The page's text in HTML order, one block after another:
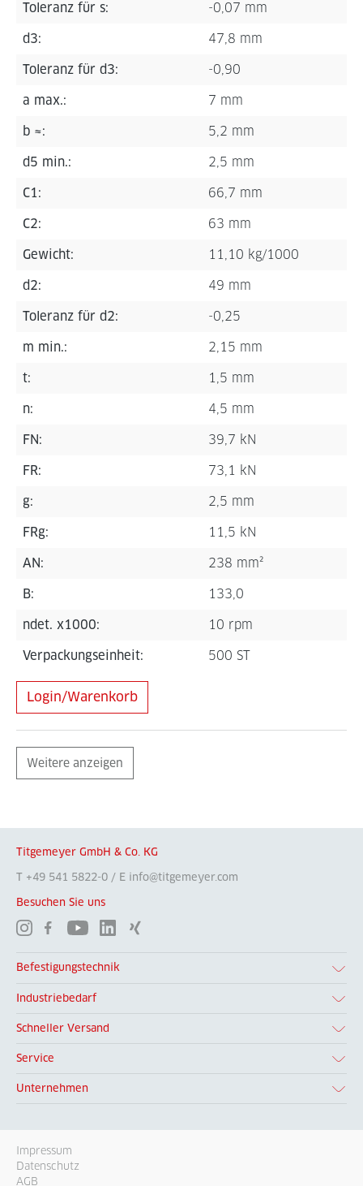
Toleranz für s: -0,07 mm
d3: 47,8 mm
Toleranz für d3: -0,90
a max.: 7 mm
b ≈: 5,2 mm
d5 min.: 2,5 mm
C1: 66,7 mm
C2: 63 mm
Gewicht: 11,10 kg/1000
d2: 49 mm
Toleranz für d2: -0,25
m min.: 2,15 mm
t: 1,5 mm
n: 4,5 mm
FN: 39,7 kN
FR: 73,1 kN
g: 2,5 mm
FRg: 11,5 kN
AN: 238 mm²
B: 133,0
ndet. x1000: 10 rpm
Verpackungseinheit: 500 ST
Login/Warenkorb
Weitere anzeigen
Titgemeyer GmbH & Co. KG
T +49 541 5822-0 / E info@titgemeyer.com
Besuchen Sie uns
Befestigungstechnik
Industriebedarf
Schneller Versand
Service
Unternehmen
Impressum
Datenschutz
AGB